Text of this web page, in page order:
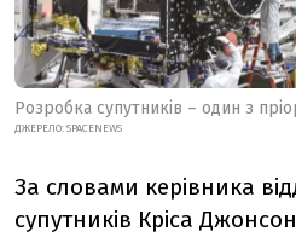
Розробка супутників – один з
ДЖЕРЕЛО: SPACENEWS
За словами керівника
супутників Кріса